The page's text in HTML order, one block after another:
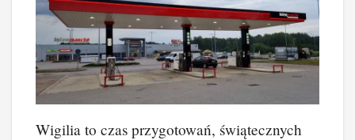
Wigilia to czas przygotowań, świątecznych